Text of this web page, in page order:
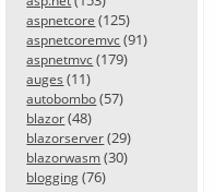
aspnetcore (125)
aspnetcoremvc (91)
aspnetmvc (179)
auges (11)
autobombo (57)
blazor (48)
blazorserver (29)
blazorwasm (30)
blogging (76)